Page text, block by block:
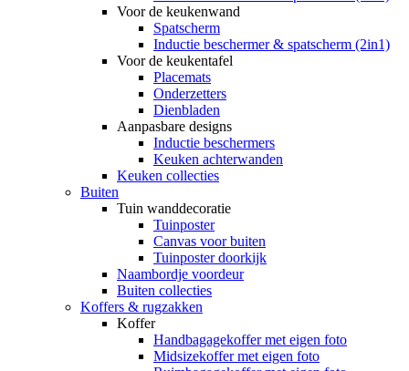
Voor de keukenwand
Spatscherm
Inductie beschermer & spatscherm (2in1)
Voor de keukentafel
Placemats
Onderzetters
Dienbladen
Aanpasbare designs
Inductie beschermers
Keuken achterwanden
Keuken collecties
Buiten
Tuin wanddecoratie
Tuinposter
Canvas voor buiten
Tuinposter doorkijk
Naambordje voordeur
Buiten collecties
Koffers & rugzakken
Koffer
Handbagagekoffer met eigen foto
Midsizekoffer met eigen foto